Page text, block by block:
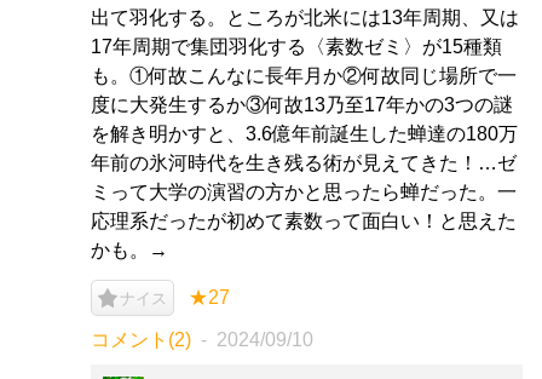
出て羽化する。ところが北米には13年周期、又は
17年周期で集団羽化する〈素数ゼミ〉が15種類
も。①何故こんなに長年月か②何故同じ場所で一
度に大発生するか③何故13乃至17年かの3つの謎
を解き明かすと、3.6億年前誕生した蝉達の180万
年前の氷河時代を生き残る術が見えてきた！…ゼ
ミって大学の演習の方かと思ったら蝉だった。一
応理系だったが初めて素数って面白い！と思えた
かも。→
ナイス ★27
コメント(2) 2024/09/10